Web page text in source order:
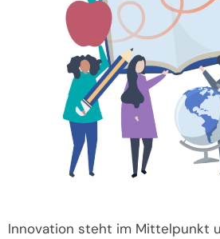
Innovation steht im Mittelpunkt